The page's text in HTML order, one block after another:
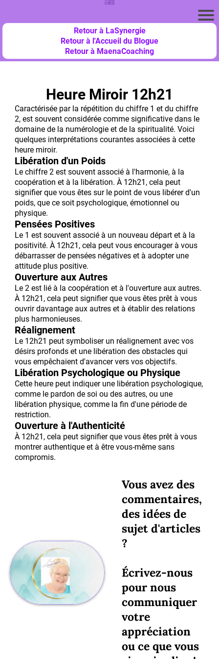
Retour à LaSynergie
Retour à l'Accueil du Blogue
Retour à MaenaCoaching
Heure Miroir 12h21
Caractérisée par la répétition du chiffre 1 et du chiffre
2, est souvent considérée comme significative dans le
domaine de la numérologie et de la spiritualité. Voici
quelques interprétations courantes associées à cette
heure miroir.
Libération d'un Poids
Le chiffre 2 est souvent associé à l'harmonie, à la
coopération et à la libération. À 12h21, cela peut
signifier que vous êtes sur le point de vous libérer d'un
poids, que ce soit psychologique, émotionnel ou
physique.
Pensées Positives
Le 1 est souvent associé à un nouveau départ et à la
positivité. À 12h21, cela peut vous encourager à vous
débarrasser de pensées négatives et à adopter une
attitude plus positive.
Ouverture aux Autres
Le 2 est lié à la coopération et à l'ouverture aux autres.
À 12h21, cela peut signifier que vous êtes prêt à vous
ouvrir davantage aux autres et à établir des relations
plus harmonieuses.
Réalignement
Le 12h21 peut symboliser un réalignement avec vos
désirs profonds et une libération des obstacles qui
vous empêchaient d'avancer vers vos objectifs.
Libération Psychologique ou Physique
Cette heure peut indiquer une libération psychologique,
comme le pardon de soi ou des autres, ou une
libération physique, comme la fin d'une période de
restriction.
Ouverture à l'Authenticité
À 12h21, cela peut signifier que vous êtes prêt à vous
montrer authentique et à être vous-même sans
compromis.
Vous avez des
commentaires,
des idées de
sujet d'articles
?
Écrivez-nous
pour nous
communiquer
votre
appréciation
ou ce que vous